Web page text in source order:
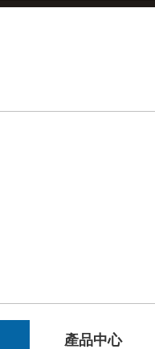
產品中心